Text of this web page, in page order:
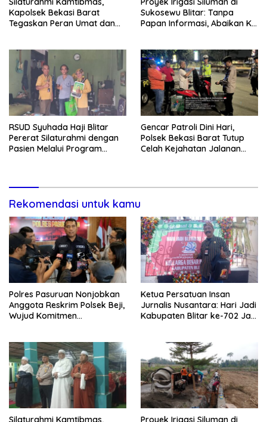
Kapolsek Bekasi Barat
Tegaskan Peran Umat dan
Sukosewu Blitar: Tanpa
Papan Informasi, Abaikan K3,
RSUD Syuhada Haji Blitar
Pererat Silaturahmi dengan
Pasien Melalui Program
Gencar Patroli Dini Hari,
Polsek Bekasi Barat Tutup
Celah Kejahatan Jalanan
Rekomendasi untuk kamu
Polres Pasuruan Nonjobkan
Anggota Reskrim Polsek Beji,
Wujud Komitmen
Ketua Persatuan Insan
Jurnalis Nusantara: Hari Jadi
Kabupaten Blitar ke-702 Jadi
Silaturahmi Kamtibmas, Proyek Irigasi Siluman di